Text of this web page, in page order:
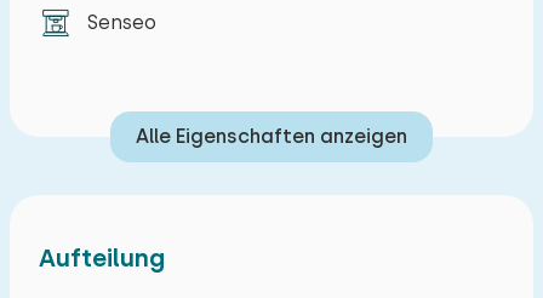
Senseo
Alle Eigenschaften anzeigen
Aufteilung